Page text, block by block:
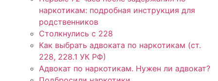
наркотикам: подробная инструкция для
родственников
Столкнулись с 228
Как выбрать адвоката по наркотикам (ст.
228, 228.1 УК РФ)
Адвокат по наркотикам. Нужен ли адвокат?